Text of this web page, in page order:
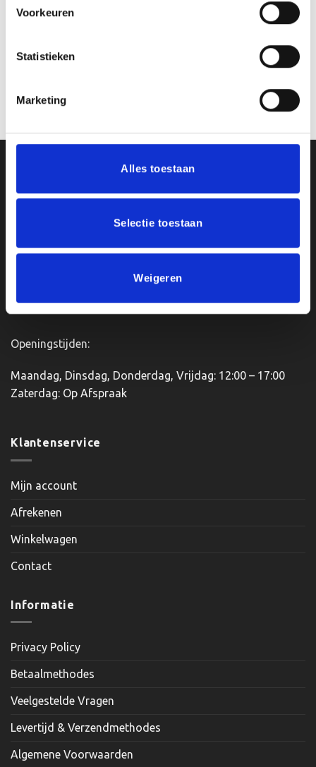
Voorkeuren
Statistieken
Marketing
Alles toestaan
Selectie toestaan
Weigeren
Bestellen
Beeld FG155 (12 cm)
4901KM Oosterhout
BTWnr. NL004987898B09
Openingstijden:
Maandag, Dinsdag, Donderdag, Vrijdag: 12:00 – 17:00
Zaterdag: Op Afspraak
Klantenservice
Mijn account
Afrekenen
Winkelwagen
Contact
Informatie
Privacy Policy
Betaalmethodes
Veelgestelde Vragen
Levertijd & Verzendmethodes
Algemene Voorwaarden